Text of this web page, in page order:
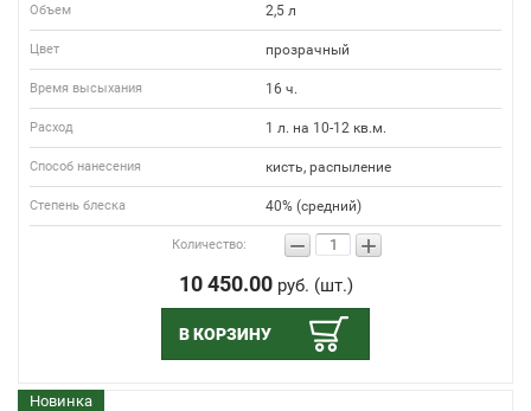
Объем 2,5 л
Цвет прозрачный
Время высыхания 16 ч.
Расход 1 л. на 10-12 кв.м.
Способ нанесения кисть, распыление
Степень блеска 40% (средний)
Количество: − +
10 450.00руб. (шт.)
В КОРЗИНУ
Новинка